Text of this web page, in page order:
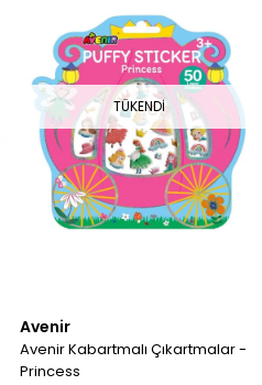
TÜKENDI
Avenir
Avenir Kabartmalı Çıkartmalar -
Princess